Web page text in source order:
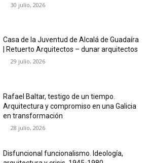
30 julio, 2026
Casa de la Juventud de Alcalá de Guadaíra
| Retuerto Arquitectos – dunar arquitectos
29 julio, 2026
Rafael Baltar, testigo de un tiempo.
Arquitectura y compromiso en una Galicia
en transformación
28 julio, 2026
Disfuncional funcionalismo. Ideología,